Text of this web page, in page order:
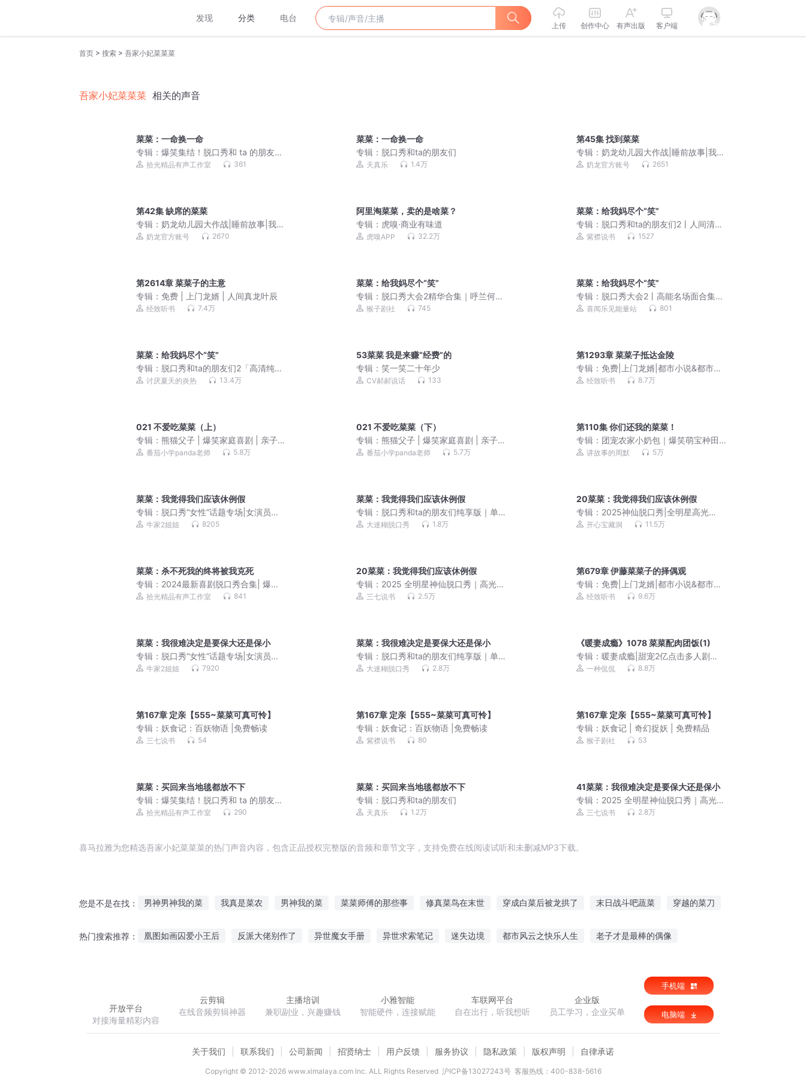
发现 分类 电台
上传 创作中心 有声出版 客户端
首页 > 搜索 > 吾家小妃菜菜菜
吾家小妃菜菜菜 相关的声音
菜菜：一命换一命
专辑： 爆笑集结！脱口秀和 ta 的朋友们
|大咖跨界整活
拾光精品有声工作室 361
菜菜：一命换一命
专辑： 脱口秀和ta的朋友们
天真乐 1.4万
第45集 找到菜菜
专辑：奶龙幼儿园大作战|睡前故事|我是
奶龙奶龙官方账号 2651
第42集 缺席的菜菜
专辑： 奶龙幼儿园大作战|睡前故事|我是
奶龙奶龙官方账号 2670
阿里淘菜菜，卖的是啥菜？
专辑： 虎嗅·商业有味道
虎嗅APP 32.2万
菜菜：给我妈尽个“笑”
专辑： 脱口秀和ta的朋友们2丨人间清醒
脱口秀｜段子爆笑
紫襟说书 1527
第2614章 菜菜子的主意
专辑： 免费 | 上门龙婿 | 人间真龙叶辰
经致听书 7.4万
菜菜：给我妈尽个“笑”
专辑： 脱口秀大会2精华合集｜呼兰何广
智爆笑来袭丨纯享
猴子剧社 745
菜菜：给我妈尽个“笑”
专辑： 脱口秀大会2丨高能名场面合集｜
何广智徐志胜纯享
喜闻乐见能量站 801
菜菜：给我妈尽个“笑”
专辑： 脱口秀和ta的朋友们2「高清纯
享」，终于来啦！
讨厌夏天的炎热 13.4万
53菜菜 我是来赚“经费”的
专辑：笑一笑二十年少
CV郝郝说话 133
第1293章 菜菜子抵达金陵
专辑： 免费|上门龙婿|都市小说&都市生
活&恩怨情深
经致听书 8.7万
021 不爱吃菜菜（上）
专辑： 熊猫父子 | 爆笑家庭喜剧 | 亲子互
动 番茄小学panda老师 5.8万
021 不爱吃菜菜（下）
专辑：熊猫父子 | 爆笑家庭喜剧 | 亲子互
动 番茄小学panda老师 5.7万
第110集 你们还我的菜菜！
专辑： 团宠农家小奶包｜爆笑萌宝种田
文｜周默团队制作|多人有声剧
讲故事的周默 5万
菜菜：我觉得我们应该休例假
专辑： 脱口秀“女性”话题专场|女演员一
直在上桌，女性意识不断觉醒
牛家2姐姐 8205
菜菜：我觉得我们应该休例假
专辑： 脱口秀和ta的朋友们纯享版｜单
口喜剧
大迷糊脱口秀 1.8万
20菜菜：我觉得我们应该休例假
专辑： 2025神仙脱口秀|全明星高光
cut×高能段子纯享
开心宝藏洞 11.5万
菜菜：杀不死我的终将被我克死
专辑： 2024最新喜剧脱口秀合集| 爆笑
盛宴，嗨翻一整年
拾光精品有声工作室 841
20菜菜：我觉得我们应该休例假
专辑： 2025 全明星神仙脱口秀｜高光
cut 混剪
三七说书 2.5万
第679章 伊藤菜菜子的择偶观
专辑： 免费|上门龙婿|都市小说&都市生
活&恩怨情深
经致听书 9.6万
菜菜：我很难决定是要保大还是保小
专辑： 脱口秀“女性”话题专场|女演员一
直在上桌，女性意识不断觉醒
牛家2姐姐 7920
菜菜：我很难决定是要保大还是保小
专辑： 脱口秀和ta的朋友们纯享版｜单
口喜剧
大迷糊脱口秀 2.8万
《暖妻成瘾》1078 菜菜配肉团饭(1)
专辑：暖妻成瘾|甜宠2亿点击多人剧
（喜马拉雅铁三角出品）
一种侃侃 8.8万
第167章 定亲【555~菜菜可真可怜】
专辑： 妖食记：百妖物语 |免费畅读
三七说书 54
第167章 定亲【555~菜菜可真可怜】
专辑：妖食记：百妖物语 |免费畅读
紫襟说书 80
第167章 定亲【555~菜菜可真可怜】
专辑：妖食记 | 奇幻捉妖 | 免费精品
猴子剧社 53
菜菜：买回来当地毯都放不下
专辑： 爆笑集结！脱口秀和 ta 的朋友们
|大咖跨界整活
拾光精品有声工作室 290
菜菜：买回来当地毯都放不下
专辑： 脱口秀和ta的朋友们
天真乐 1.2万
41菜菜：我很难决定是要保大还是保小
专辑： 2025 全明星神仙脱口秀｜高光
cut 混剪
三七说书 2.8万
喜马拉雅为您精选吾家小妃菜菜菜的热门声音内容，包含正品授权完整版的音频和章节文字，支持免费在线阅读试听和未删减MP3下载。
您是不是在找： 男神男神我的菜 我真是菜农 男神我的菜 菜菜师傅的那些事 修真菜鸟在末世 穿成白菜后被龙拱了 末日战斗吧蔬菜 穿越的菜刀
热门搜索推荐： 凰图如画囚爱小王后 反派大佬别作了 异世魔女手册 异世求索笔记 迷失边境 都市风云之快乐人生 老子才是最棒的偶像
开放平台
对接海量精彩内容
云剪辑
在线音频剪辑神器
主播培训
兼职副业，兴趣赚钱
小雅智能
智能硬件，连接赋能
车联网平台
自在出行，听我想听
企业版
员工学习，企业买单
手机端
电脑端
关于我们 联系我们 公司新闻 招贤纳士 用户反馈 服务协议 隐私政策 版权声明 自律承诺
Copyright © 2012-2026www.ximalaya.com lnc. ALL Rights Reserved 沪ICP备13027243号 客服热线：400-838-5616